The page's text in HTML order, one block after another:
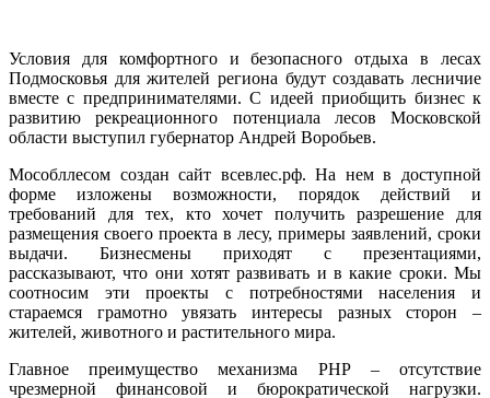
Условия для комфортного и безопасного отдыха в лесах
Подмосковья для жителей региона будут создавать лесничие
вместе с предпринимателями. С идеей приобщить бизнес к
развитию рекреационного потенциала лесов Московской
области выступил губернатор Андрей Воробьев.
Мособллесом создан сайт всевлес.рф. На нем в доступной
форме изложены возможности, порядок действий и
требований для тех, кто хочет получить разрешение для
размещения своего проекта в лесу, примеры заявлений, сроки
выдачи. Бизнесмены приходят с презентациями,
рассказывают, что они хотят развивать и в какие сроки. Мы
соотносим эти проекты с потребностями населения и
стараемся грамотно увязать интересы разных сторон –
жителей, животного и растительного мира.
Главное преимущество механизма РНР – отсутствие
чрезмерной финансовой и бюрократической нагрузки.